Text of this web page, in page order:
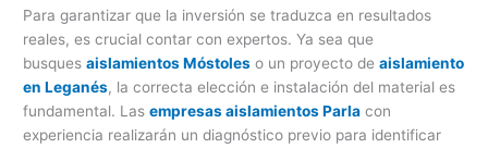
Para garantizar que la inversión se traduzca en resultados
reales, es crucial contar con expertos. Ya sea que
busquesaislamientos Móstoles o un proyecto deaislamiento
en Leganés, la correcta elección e instalación del material es
fundamental. Lasempresas aislamientos Parla con
experiencia realizarán un diagnóstico previo para identificar